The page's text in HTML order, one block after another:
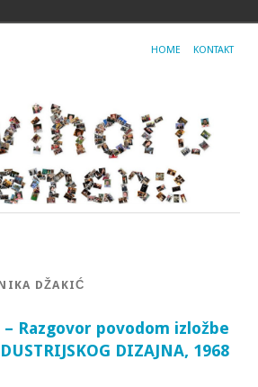
HOME KONTAKT
DŽAKIĆ
Razgovor povodom izložbe
DIZAJNA, 1968